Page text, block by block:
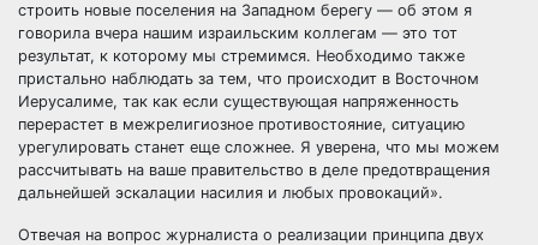
строить новые поселения на Западном берегу — об этом я
говорила вчера нашим израильским коллегам — это тот
результат, к которому мы стремимся. Необходимо также
пристально наблюдать за тем, что происходит в Восточном
Иерусалиме, так как если существующая напряженность
перерастет в межрелигиозное противостояние, ситуацию
урегулировать станет еще сложнее. Я уверена, что мы можем
рассчитывать на ваше правительство в деле предотвращения
дальнейшей эскалации насилия и любых провокаций».
Отвечая на вопрос журналиста о реализации принципа двух